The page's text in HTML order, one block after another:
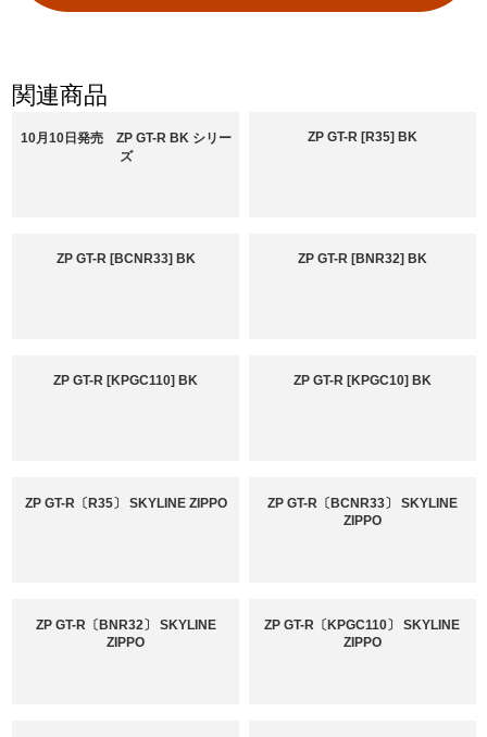
関連商品
10月10日発売 ZP GT-R BK シリー
ズ
ZP GT-R [R35] BK
ZP GT-R [BCNR33] BK ZP GT-R [BNR32] BK
ZP GT-R [KPGC110] BK ZP GT-R [KPGC10] BK
ZP GT-R〔R35〕 SKYLINE ZIPPO
ZP GT-R〔BCNR33〕 SKYLINE
ZIPPO
ZP GT-R〔BNR32〕 SKYLINE
ZIPPO
ZP GT-R〔KPGC110〕 SKYLINE
ZIPPO